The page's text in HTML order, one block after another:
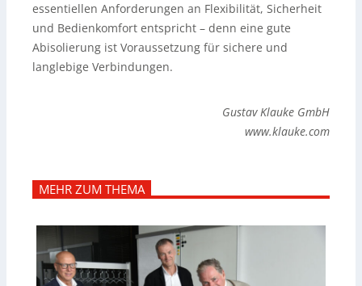
essentiellen Anforderungen an Flexibilität, Sicherheit
und Bedienkomfort entspricht – denn eine gute
Abisolierung ist Voraussetzung für sichere und
langlebige Verbindungen.
Gustav Klauke GmbH
www.klauke.com
MEHR ZUM THEMA